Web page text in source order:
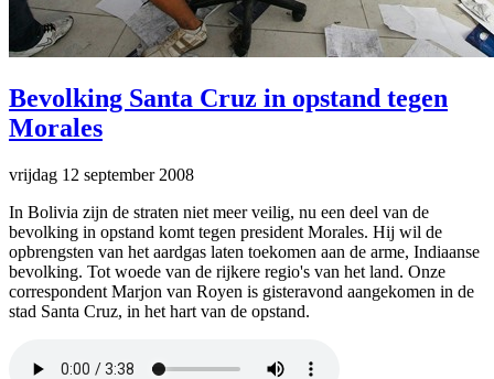
Bevolking Santa Cruz in opstand tegen
Morales
vrijdag 12 september 2008
In Bolivia zijn de straten niet meer veilig, nu een deel van de
bevolking in opstand komt tegen president Morales. Hij wil de
opbrengsten van het aardgas laten toekomen aan de arme, Indiaanse
bevolking. Tot woede van de rijkere regio's van het land. Onze
correspondent Marjon van Royen is gisteravond aangekomen in de
stad Santa Cruz, in het hart van de opstand.